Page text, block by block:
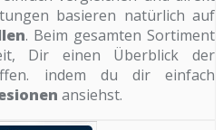
basieren natürlich auf
. Beim gesamten Sortiment
Dir einen Überblick der
indem du dir einfach
ansiehst.